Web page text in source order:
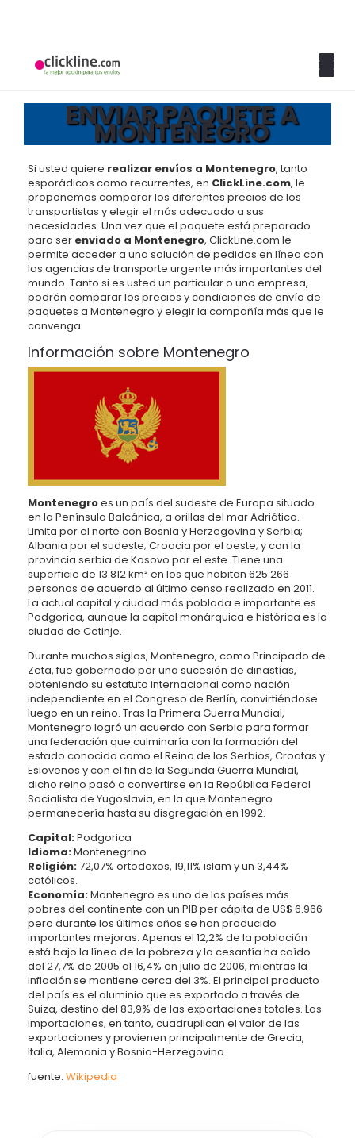
ENVIAR PAQUETE A
MONTENEGRO
Si usted quiere realizar envíos a Montenegro, tanto
esporádicos como recurrentes, en ClickLine.com, le
proponemos comparar los diferentes precios de los
transportistas y elegir el más adecuado a sus
necesidades. Una vez que el paquete está preparado
para ser enviado a Montenegro, ClickLine.com le
permite acceder a una solución de pedidos en línea con
las agencias de transporte urgente más importantes del
mundo. Tanto si es usted un particular o una empresa,
podrán comparar los precios y condiciones de envío de
paquetes a Montenegro y elegir la compañía más que le
convenga.
Información sobre Montenegro
Montenegroes un país del sudeste de Europa situado
en la Península Balcánica, a orillas del mar Adriático.
Limita por el norte con Bosnia y Herzegovina y Serbia;
Albania por el sudeste; Croacia por el oeste; y con la
provincia serbia de Kosovo por el este. Tiene una
superficie de 13.812 km² en los que habitan 625.266
personas de acuerdo al último censo realizado en 2011.
La actual capital y ciudad más poblada e importante es
Podgorica, aunque la capital monárquica e histórica es la
ciudad de Cetinje.
Durante muchos siglos, Montenegro, como Principado de
Zeta, fue gobernado por una sucesión de dinastías,
obteniendo su estatuto internacional como nación
independiente en el Congreso de Berlín, convirtiéndose
luego en un reino. Tras la Primera Guerra Mundial,
Montenegro logró un acuerdo con Serbia para formar
una federación que culminaría con la formación del
estado conocido como el Reino de los Serbios, Croatas y
Eslovenos y con el fin de la Segunda Guerra Mundial,
dicho reino pasó a convertirse en la República Federal
Socialista de Yugoslavia, en la que Montenegro
permanecería hasta su disgregación en 1992.
Capital:Podgorica
Idioma:Montenegrino
Religión:72,07% ortodoxos, 19,11% islam y un 3,44%
católicos.
Economía:Montenegro es uno de los países más
pobres del continente con un PIB per cápita de US$ 6.966
pero durante los últimos años se han producido
importantes mejoras. Apenas el 12,2% de la población
está bajo la línea de la pobreza y la cesantía ha caído
del 27,7% de 2005 al 16,4% en julio de 2006, mientras la
inflación se mantiene cerca del 3%. El principal producto
del país es el aluminio que es exportado a través de
Suiza, destino del 83,9% de las exportaciones totales. Las
importaciones, en tanto, cuadruplican el valor de las
exportaciones y provienen principalmente de Grecia,
Italia, Alemania y Bosnia-Herzegovina.
fuente: Wikipedia